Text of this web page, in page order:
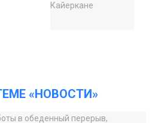
«НОВОСТИ»